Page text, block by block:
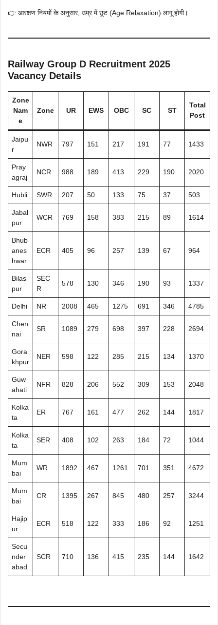
👉 आरक्षण नियमों के अनुसार, उम्र में छूट (Age Relaxation) लागू होगी।
Railway Group D Recruitment 2025
Vacancy Details
Zone
Nam
e
Zone UR EWS OBC SC ST
Total
Post
Jaipu
r
NWR 797 151 217 191 77 1433
Pray
agraj
NCR 988 189 413 229 190 2020
Hubli SWR 207 50 133 75 37 503
Jabal
pur
WCR 769 158 383 215 89 1614
Bhub
anes
hwar
ECR 405 96 257 139 67 964
Bilas
pur
SEC
R
578 130 346 190 93 1337
Delhi NR 2008 465 1275 691 346 4785
Chen
nai
SR 1089 279 698 397 228 2694
Gora
khpur
NER 598 122 285 215 134 1370
Guw
ahati
NFR 828 206 552 309 153 2048
Kolka
ta
ER 767 161 477 262 144 1817
Kolka
ta
SER 408 102 263 184 72 1044
Mum
bai
WR 1892 467 1261 701 351 4672
Mum
bai
CR 1395 267 845 480 257 3244
Hajip
ur
ECR 518 122 333 186 92 1251
Secu
nder
abad
SCR 710 136 415 235 144 1642